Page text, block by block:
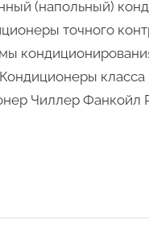
(напольный)
точного
класса
Чиллер Фанкойл